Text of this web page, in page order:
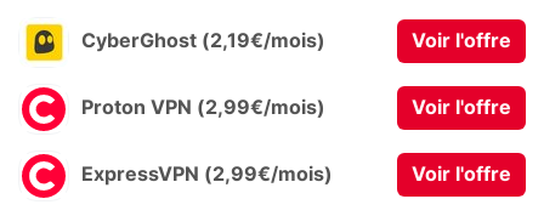
CyberGhost (2,19€/mois) Voir l'offre
Proton VPN (2,99€/mois) Voir l'offre
ExpressVPN (2,99€/mois) Voir l'offre